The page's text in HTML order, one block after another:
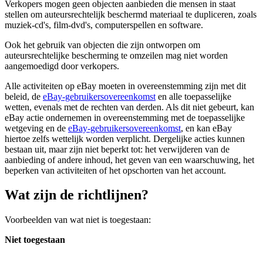
Verkopers mogen geen objecten aanbieden die mensen in staat
stellen om auteursrechtelijk beschermd materiaal te dupliceren, zoals
muziek-cd's, film-dvd's, computerspellen en software.
Ook het gebruik van objecten die zijn ontworpen om
auteursrechtelijke bescherming te omzeilen mag niet worden
aangemoedigd door verkopers.
Alle activiteiten op eBay moeten in overeenstemming zijn met dit
beleid, de eBay-gebruikersovereenkomst en alle toepasselijke
wetten, evenals met de rechten van derden. Als dit niet gebeurt, kan
eBay actie ondernemen in overeenstemming met de toepasselijke
wetgeving en de eBay-gebruikersovereenkomst, en kan eBay
hiertoe zelfs wettelijk worden verplicht. Dergelijke acties kunnen
bestaan uit, maar zijn niet beperkt tot: het verwijderen van de
aanbieding of andere inhoud, het geven van een waarschuwing, het
beperken van activiteiten of het opschorten van het account.
Wat zijn de richtlijnen?
Voorbeelden van wat niet is toegestaan:
Niet toegestaan